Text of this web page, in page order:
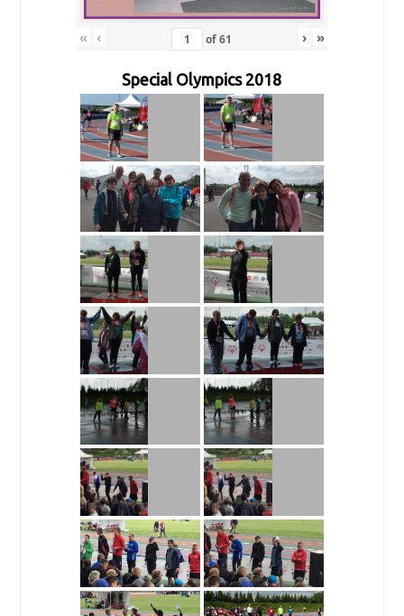
« ‹ of61 › »
Special Olympics 2018